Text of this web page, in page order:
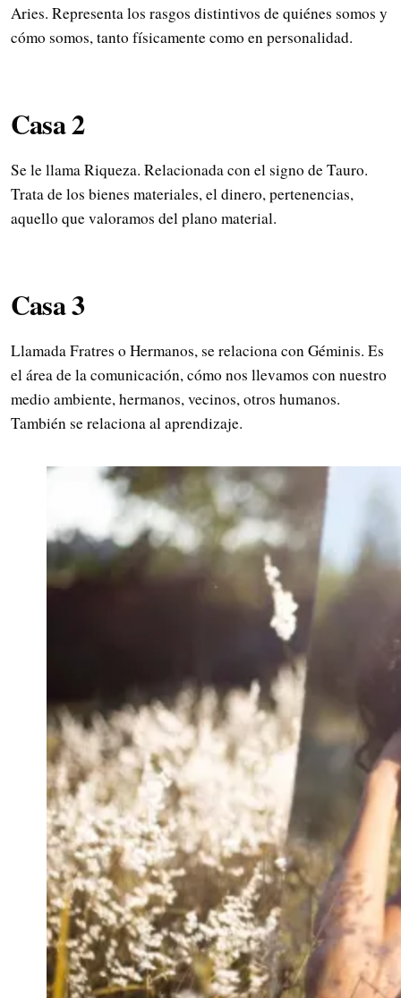
Aries. Representa los rasgos distintivos de quiénes somos y
cómo somos, tanto físicamente como en personalidad.
Casa 2
Se le llama Riqueza. Relacionada con el signo de Tauro.
Trata de los bienes materiales, el dinero, pertenencias,
aquello que valoramos del plano material.
Casa 3
Llamada Fratres o Hermanos, se relaciona con Géminis. Es
el área de la comunicación, cómo nos llevamos con nuestro
medio ambiente, hermanos, vecinos, otros humanos.
También se relaciona al aprendizaje.